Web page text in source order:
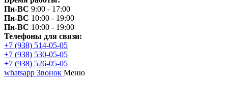
Пн-ВС 9:00 - 17:00
Пн-ВС 10:00 - 19:00
Пн-ВС 10:00 - 19:00
Телефоны для связи:
+7 (938) 514-05-05
+7 (938) 530-05-05
+7 (938) 526-05-05
whatsapp Звонок Меню